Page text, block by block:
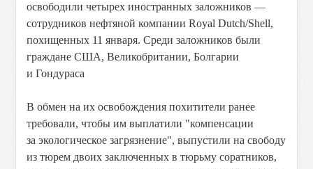
освободили четырех иностранных заложников —
сотрудников нефтяной компании Royal Dutch/Shell,
похищенных 11 января. Среди заложников были
граждане США, Великобритании, Болгарии
и Гондураса
В обмен на их освобождения похитители ранее
требовали, чтобы им выплатили "компенсации
за экологическое загрязнение", выпустили на свободу
из тюрем двоих заключенных в тюрьму соратников,